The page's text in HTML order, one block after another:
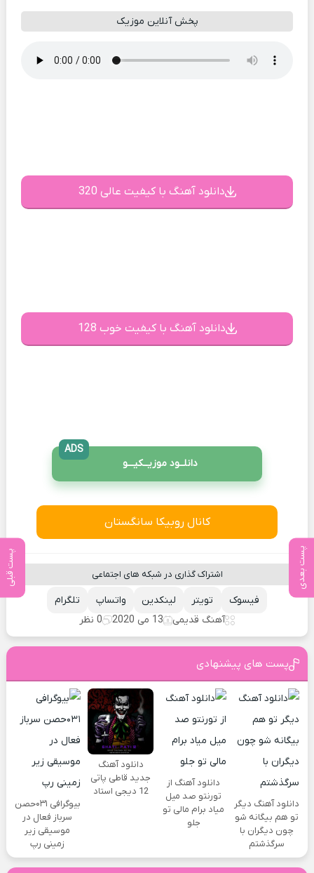
پست بعدی پست قبلی
پخش آنلاین موزیک
دانلود آهنگ با کیفیت عالی 320
دانلود آهنگ با کیفیت خوب 128
دانلــود موزیــکیـــو
ADS
کانال روبیکا سانگستان
اشتراک گذاری در شبکه های اجتماعی
تلگرام واتساپ لینکدین تویتر
فیسوک
آهنگ قدیمی
13 می 2020 0 نظر
پست های پیشنهادی
دانلود آهنگ دیگر
تو هم بیگانه شو
چون دیگران با
سرگذشتم
دانلود آهنگ از
تورنتو صد میل
میاد برام مالی تو
جلو
دانلود آهنگ
جدید قاطی پاتی
12 دیجی استاد
بیوگرافی ۰۳۱حصن
سرباز فعال در
موسیقی زیر
زمینی رپ